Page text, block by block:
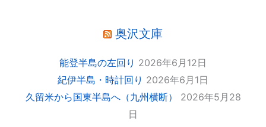
奥沢文庫
能登半島の左回り 2026年6月12日
紀伊半島・時計回り 2026年6月1日
久留米から国東半島へ（九州横断）
2026年5月28
日